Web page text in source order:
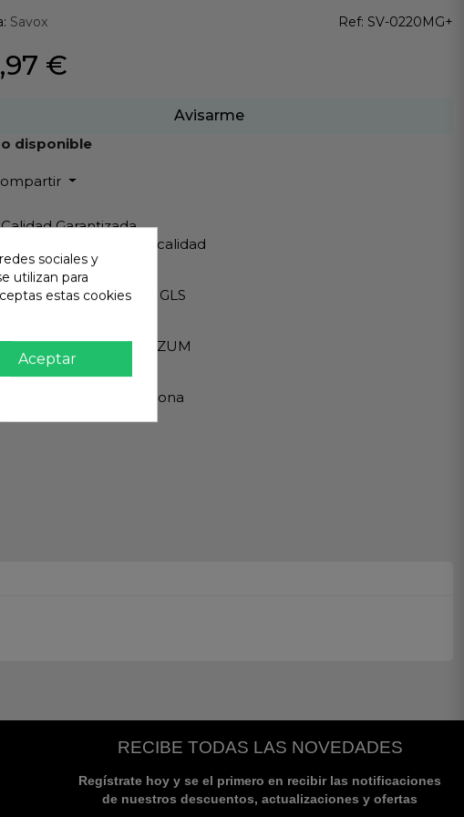
Savox Ref: SV-0220MG+
€
Avisarme
disponible
Calidad Garantizada
Productos de Máxima calidad
Envío Rápido
Envios Internacionales GLS
TARJETA - PAYPAL - BIZUM
Atención al cliente
Te atendemos en persona
RECIBE TODAS LAS NOVEDADES
Regístrate hoy y se el primero en recibir las notificaciones
de nuestros descuentos, actualizaciones y ofertas
sociales y
utilizan para
estas cookies
Aceptar